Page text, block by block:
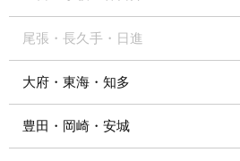
尾張・長久手・日進
大府・東海・知多
豊田・岡崎・安城